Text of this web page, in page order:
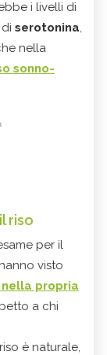
i livelli di
serotonina,
nella
sonno-
riso
per il
visto
propria
a chi
è naturale,